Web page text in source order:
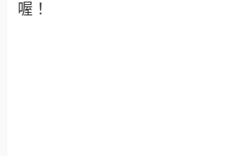
喔！